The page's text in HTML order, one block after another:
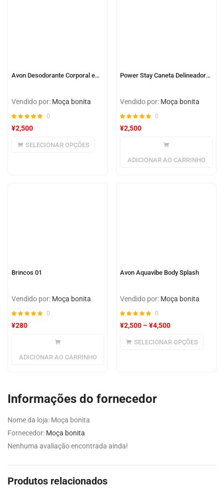
Avon Desodorante Corporal em Spray
Vendido por: Moça bonita
0
¥2,500
SELECIONAR OPÇÕES
Power Stay Caneta Delineadora Para Olhos 24h
Vendido por: Moça bonita
0
¥2,500
ADICIONAR AO CARRINHO
Brincos 01
Vendido por: Moça bonita
0
¥280
ADICIONAR AO CARRINHO
Avon Aquavibe Body Splash
Vendido por: Moça bonita
0
¥2,500 –¥4,500
SELECIONAR OPÇÕES
Informações do fornecedor
Nome da loja: Moça bonita
Fornecedor: Moça bonita
Nenhuma avaliação encontrada ainda!
Produtos relacionados